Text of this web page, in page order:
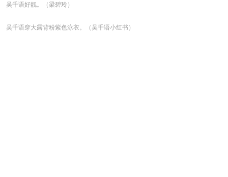
吴千语好靓。（梁碧玲）
吴千语穿大露背粉紫色泳衣。（吴千语小红书）